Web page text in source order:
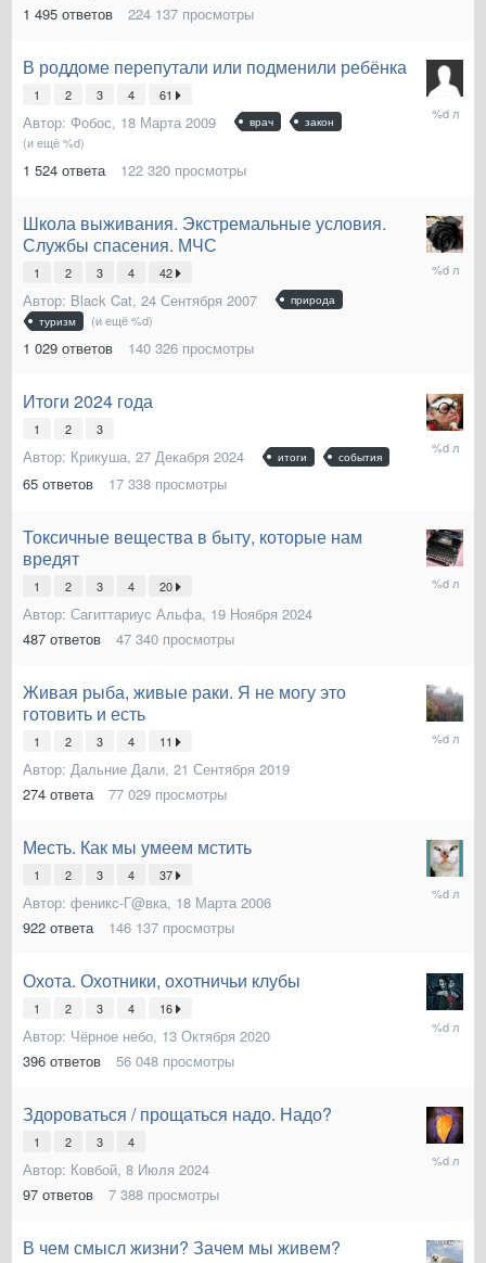
1 495 ответов 224 137 просмотры
В роддоме перепутали или подменили ребёнка
1 2 3 4 61
Автор: Фобос, 18 Марта 2009 врач закон
(и ещё %d)
1 524 ответа 122 320 просмотры
16
Февраля
Школа выживания. Экстремальные условия.
Службы спасения. МЧС
1 2 3 4 42
Автор: Black Cat, 24 Сентября 2007
природа
туризм
(и ещё %d)
1 029 ответов 140 326 просмотры
30
Января
Итоги 2024 года
1 2 3
Автор: Крикуша, 27 Декабря 2024 итоги события
65 ответов 17 338 просмотры
11
Января
Токсичные вещества в быту, которые нам
вредят
1 2 3 4 20
Автор: Сагиттариус Альфа, 19 Ноября 2024
487 ответов 47 340 просмотры
Января
Живая рыба, живые раки. Я не могу это
готовить и есть
1 2 3 4 11
Автор: Дальние Дали, 21 Сентября 2019
274 ответа 77 029 просмотры
22
Ноября
Месть. Как мы умеем мстить
1 2 3 4 37
Автор: феникс-Г@вка, 18 Марта 2006
922 ответа 146 137 просмотры
17
Августа
Охота. Охотники, охотничьи клубы
1 2 3 4 16
Автор: Чёрное небо, 13 Октября 2020
396 ответов 56 048 просмотры
14
Июля
Здороваться / прощаться надо. Надо?
1 2 3 4
Автор: Ковбой, 8 Июля 2024
97 ответов 7 388 просмотры
14
Июля
В чем смысл жизни? Зачем мы живем?